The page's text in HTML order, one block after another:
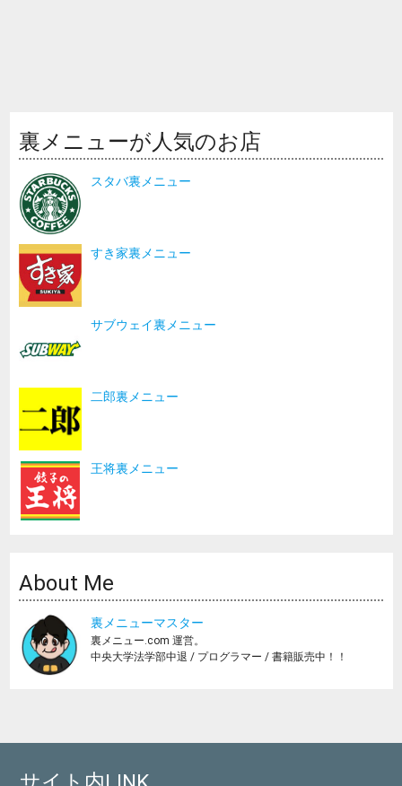
裏メニューが人気のお店
スタバ裏メニュー
すき家裏メニュー
サブウェイ裏メニュー
二郎裏メニュー
王将裏メニュー
About Me
裏メニューマスター
裏メニュー.com 運営。
中央大学法学部中退 / プログラマー / 書籍販売中！！